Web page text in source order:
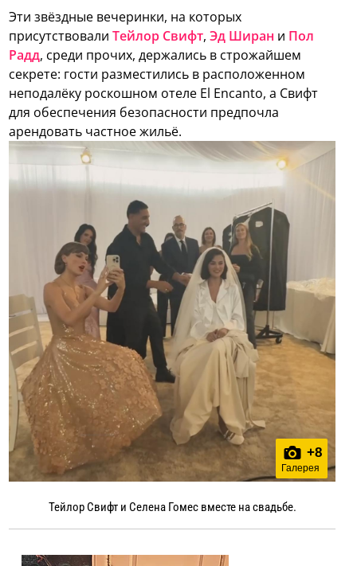
Эти звёздные вечеринки, на которых
присутствовалиТейлор Свифт,Эд Ширан и Пол
Радд, среди прочих, держались в строжайшем
секрете: гости разместились в расположенном
неподалёку роскошном отеле El Encanto, а Свифт
для обеспечения безопасности предпочла
арендовать частное жильё.
+8
Галерея
Тейлор Свифт и Селена Гомес вместе на свадьбе.